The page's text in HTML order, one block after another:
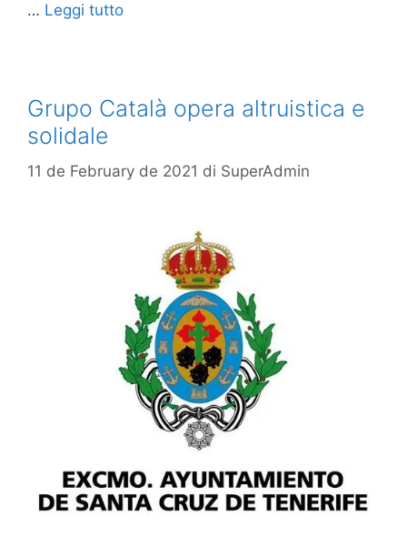
… Leggi tutto
Grupo Català opera altruistica e
solidale
11 de February de 2021 di SuperAdmin